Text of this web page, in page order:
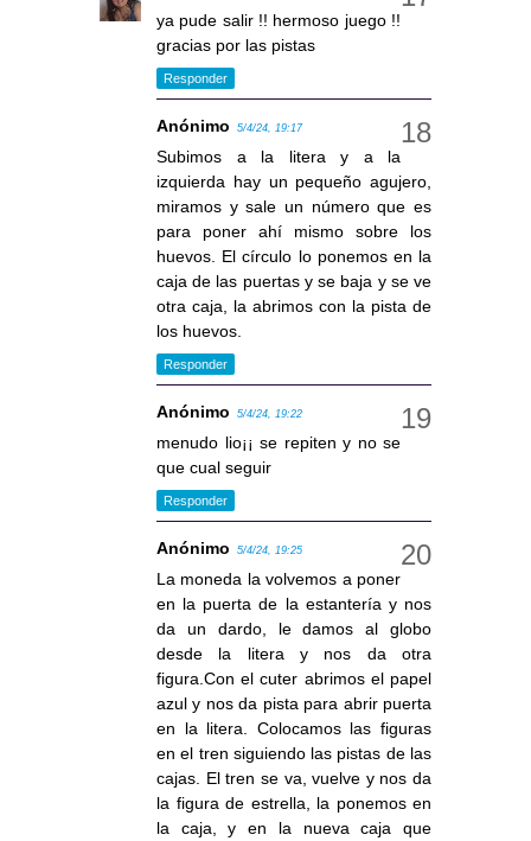
ya pude salir !! hermoso juego !!
gracias por las pistas
Responder
Anónimo 5/4/24, 19:17
Subimos a la litera y a la
izquierda hay un pequeño agujero,
miramos y sale un número que es
para poner ahí mismo sobre los
huevos. El círculo lo ponemos en la
caja de las puertas y se baja y se ve
otra caja, la abrimos con la pista de
los huevos.
Responder
Anónimo 5/4/24, 19:22
menudo lio¡¡ se repiten y no se
que cual seguir
Responder
Anónimo 5/4/24, 19:25
La moneda la volvemos a poner
en la puerta de la estantería y nos
da un dardo, le damos al globo
desde la litera y nos da otra
figura.Con el cuter abrimos el papel
azul y nos da pista para abrir puerta
en la litera. Colocamos las figuras
en el tren siguiendo las pistas de las
cajas. El tren se va, vuelve y nos da
la figura de estrella, la ponemos en
la caja, y en la nueva caja que